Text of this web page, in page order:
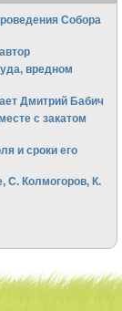
Собора
вредном
Дмитрий Бабич
с закатом
и сроки его
С. Колмогоров, К.